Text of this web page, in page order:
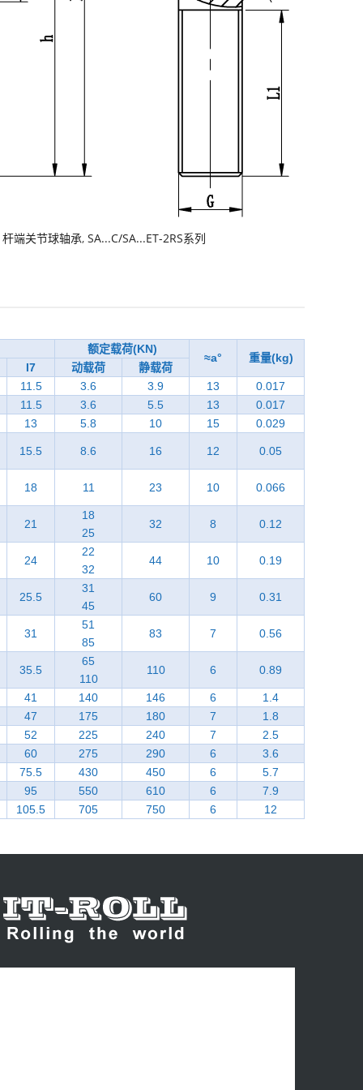
杆端关节球轴承, SA...C/SA...ET-2RS系列
额定载荷(KN)
≈a° 重量(kg)
I7 动载荷
静载荷
11.5
3.6 3.9 13
0.017
11.5
3.6 5.5 13
0.017
13
5.8 10 15 0.029
15.5 8.6 16 12 0.05
18 11 23 10 0.066
21
18
25
32 8 0.12
24
22
32
44 10 0.19
25.5
31
45
60 9 0.31
31
51
85
83 7 0.56
35.5
65
110
110 6 0.89
41 140 146 6
1.4
47
175 180 7
1.8
52
225 240 7
2.5
60
275 290 6
3.6
75.5
430 450 6
5.7
95
550 610 6
7.9
105.5
705 750 6 12